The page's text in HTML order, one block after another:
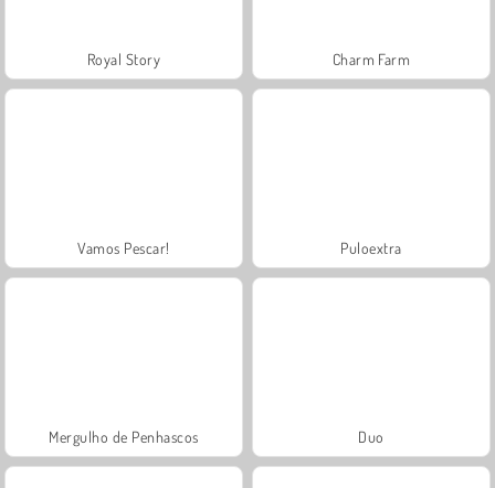
Royal Story Charm Farm
Vamos Pescar! Puloextra
Mergulho de Penhascos Duo